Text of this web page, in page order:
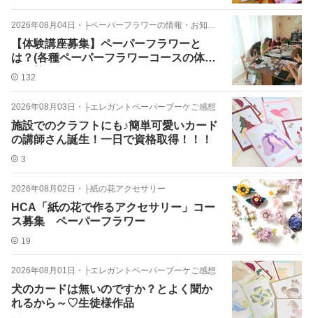
2026年08月04日 ・ ├ペーパーフラワーの情報・お知らせ
【体験講座募集】ペーパーフラワーと
は？(各種ペーパーフラワーコースの体験
が可能です)
132
2026年08月03日 ・ ├エレガントペーパーブーケご感想
施設でのクラフトにも♪簡単可愛いカード
の講師さん誕生！一日で資格取得！！！
3
2026年08月02日 ・ ├紙の花アクセサリー
HCA「紙の花で作るアクセサリー」コー
ス募集 ペーパーフラワー
19
2026年08月01日 ・ ├エレガントペーパーブーケご感想
犬のカードは無いのですか？とよく聞か
れるから～♡生徒様作品